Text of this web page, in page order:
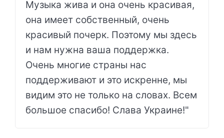
Музыка жива и она очень красивая,
она имеет собственный, очень
красивый почерк. Поэтому мы здесь
и нам нужна ваша поддержка.
Очень многие страны нас
поддерживают и это искренне, мы
видим это не только на словах. Всем
большое спасибо! Слава Украине!"